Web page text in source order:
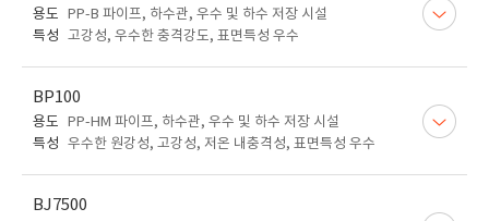
용도 PP-B 파이프, 하수관, 우수 및 하수 저장 시설
특성 고강성, 우수한 충격강도, 표면특성 우수
BP100
용도 PP-HM 파이프, 하수관, 우수 및 하수 저장 시설
특성 우수한 원강성, 고강성, 저온 내충격성, 표면특성 우수
BJ7500